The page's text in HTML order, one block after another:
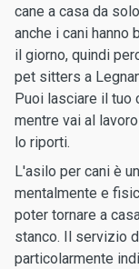
cane a casa da
anche i cani hanno
il giorno, quindi
pet sitters a
Puoi lasciare il tuo
mentre vai al
lo riporti.
L'asilo per cani è
mentalmente e
poter tornare a
stanco. Il servizio
particolarmente